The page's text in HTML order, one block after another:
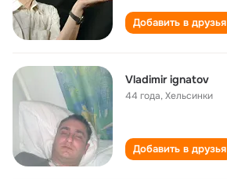
Добавить в друзья
Vladimir ignatov
44 года,Хельсинки
Добавить в друзья